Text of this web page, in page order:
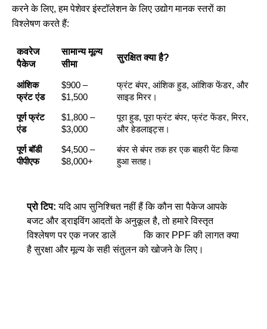
करने के लिए, हम पेशेवर इंस्टॉलेशन के लिए उद्योग मानक स्तरों का
विश्लेषण करते हैं:
कवरेज
पैकेज
सामान्य मूल्य
सीमा
सुरक्षित क्या है?
आंशिक
फ्रंट एंड
$900 –
$1,500
फ्रंट बंपर, आंशिक हुड, आंशिक फेंडर, और
साइड मिरर।
पूर्ण फ्रंट
एंड
$1,800 –
$3,000
पूरा हुड, पूरा फ्रंट बंपर, फ्रंट फेंडर, मिरर,
और हेडलाइट्स।
पूर्ण बॉडी
पीपीएफ
$4,500 –
$8,000+
बंपर से बंपर तक हर एक बाहरी पेंट किया
हुआ सतह।
प्रो टिप: यदि आप सुनिश्चित नहीं हैं कि कौन सा पैकेज आपके
बजट और ड्राइविंग आदतों के अनुकूल है, तो हमारे विस्तृत
विश्लेषण पर एक नजर डालें
कि कार PPF की लागत क्या
हैसुरक्षा और मूल्य के सही संतुलन को खोजने के लिए।